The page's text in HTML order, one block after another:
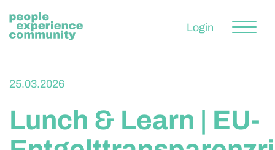
Login
Community
25.03.2026
Lunch & Learn | EU-